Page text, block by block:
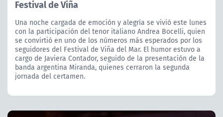
Festival de Viña
Una noche cargada de emoción y alegría se vivió este lunes
con la participación del tenor italiano Andrea Bocelli, quien
se convirtió en uno de los números más esperados por los
seguidores del Festival de Viña del Mar. El humor estuvo a
cargo de Javiera Contador, seguido de la presentación de la
banda argentina Miranda, quienes cerraron la segunda
jornada del certamen.